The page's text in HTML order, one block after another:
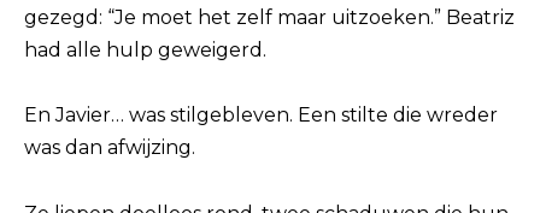
gezegd: “Je moet het zelf maar uitzoeken.” Beatriz
had alle hulp geweigerd.
En Javier… was stilgebleven. Een stilte die wreder
was dan afwijzing.